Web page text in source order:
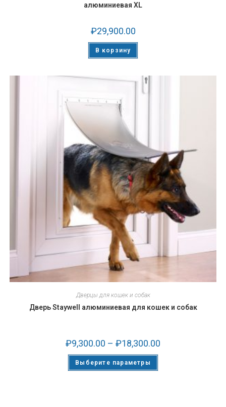
алюминиевая XL
₽29,900.00
В корзину
Дверцы для кошек и собак
Дверь Staywell алюминиевая для кошек и собак
₽9,300.00 – ₽18,300.00
Выберите параметры